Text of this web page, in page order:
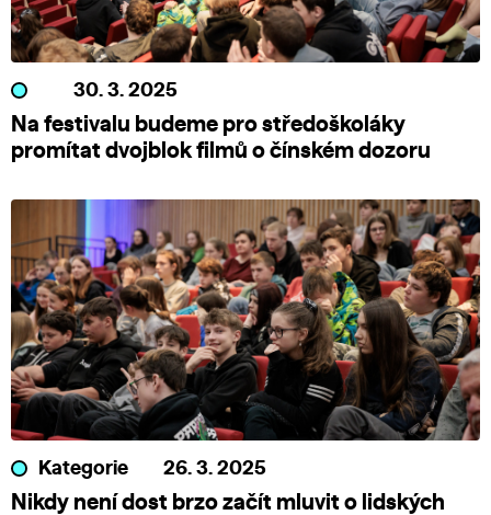
30. 3. 2025
Na festivalu budeme pro středoškoláky
promítat dvojblok filmů o čínském dozoru
Kategorie 26. 3. 2025
Nikdy není dost brzo začít mluvit o lidských